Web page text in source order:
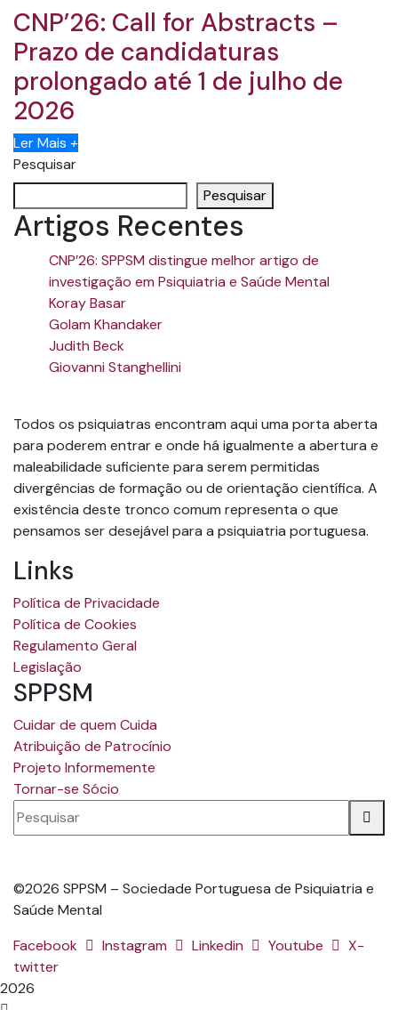
CNP’26: Call for Abstracts –
Prazo de candidaturas
prolongado até 1 de julho de
2026
Ler Mais +
Pesquisar
Pesquisar
Artigos Recentes
CNP’26: SPPSM distingue melhor artigo de
investigação em Psiquiatria e Saúde Mental
Koray Basar
Golam Khandaker
Judith Beck
Giovanni Stanghellini
Todos os psiquiatras encontram aqui uma porta aberta
para poderem entrar e onde há igualmente a abertura e
maleabilidade suficiente para serem permitidas
divergências de formação ou de orientação científica. A
existência deste tronco comum representa o que
pensamos ser desejável para a psiquiatria portuguesa.
Links
Política de Privacidade
Política de Cookies
Regulamento Geral
Legislação
SPPSM
Cuidar de quem Cuida
Atribuição de Patrocínio
Projeto Informemente
Tornar-se Sócio
©2026 SPPSM – Sociedade Portuguesa de Psiquiatria e
Saúde Mental
Facebook
Instagram Linkedin Youtube
X-
twitter
2026